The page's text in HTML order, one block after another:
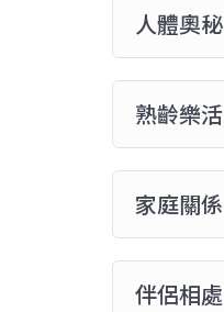
人體奧秘
熟齡樂活
家庭關係
伴侶相處